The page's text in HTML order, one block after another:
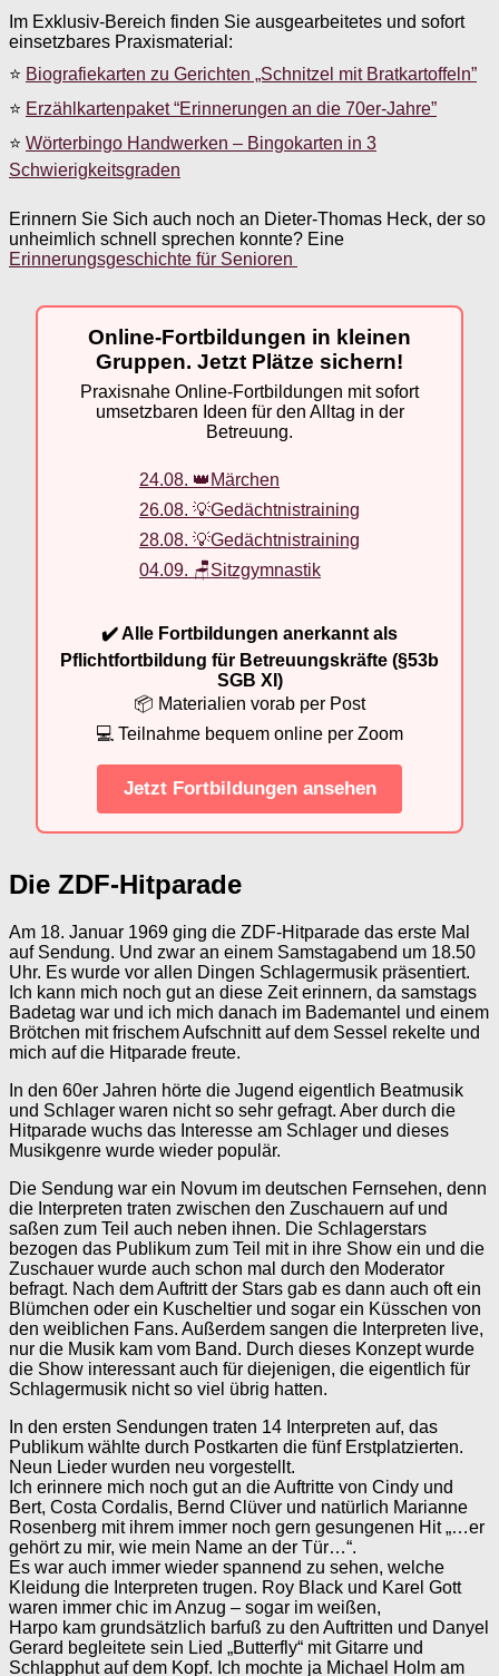
Im Exklusiv-Bereich finden Sie ausgearbeitetes und sofort
einsetzbares Praxismaterial:
⭐ Biografiekarten zu Gerichten „Schnitzel mit Bratkartoffeln”
⭐ Erzählkartenpaket “Erinnerungen an die 70er-Jahre”
⭐ Wörterbingo Handwerken – Bingokarten in 3
Schwierigkeitsgraden
Erinnern Sie Sich auch noch an Dieter-Thomas Heck, der so
unheimlich schnell sprechen konnte? Eine
Erinnerungsgeschichte für Senioren
Online-Fortbildungen in kleinen
Gruppen. Jetzt Plätze sichern!
Praxisnahe Online-Fortbildungen mit sofort
umsetzbaren Ideen für den Alltag in der
Betreuung.
24.08. 👑Märchen
26.08. 💡Gedächtnistraining
28.08. 💡Gedächtnistraining
04.09. 🪑Sitzgymnastik
✔️ Alle Fortbildungen anerkannt als
Pflichtfortbildung für Betreuungskräfte (§53b
SGB XI)
📦 Materialien vorab per Post
💻 Teilnahme bequem online per Zoom
Jetzt Fortbildungen ansehen
Die ZDF-Hitparade
Am 18. Januar 1969 ging die ZDF-Hitparade das erste Mal
auf Sendung. Und zwar an einem Samstagabend um 18.50
Uhr. Es wurde vor allen Dingen Schlagermusik präsentiert.
Ich kann mich noch gut an diese Zeit erinnern, da samstags
Badetag war und ich mich danach im Bademantel und einem
Brötchen mit frischem Aufschnitt auf dem Sessel rekelte und
mich auf die Hitparade freute.
In den 60er Jahren hörte die Jugend eigentlich Beatmusik
und Schlager waren nicht so sehr gefragt. Aber durch die
Hitparade wuchs das Interesse am Schlager und dieses
Musikgenre wurde wieder populär.
Die Sendung war ein Novum im deutschen Fernsehen, denn
die Interpreten traten zwischen den Zuschauern auf und
saßen zum Teil auch neben ihnen. Die Schlagerstars
bezogen das Publikum zum Teil mit in ihre Show ein und die
Zuschauer wurde auch schon mal durch den Moderator
befragt. Nach dem Auftritt der Stars gab es dann auch oft ein
Blümchen oder ein Kuscheltier und sogar ein Küsschen von
den weiblichen Fans. Außerdem sangen die Interpreten live,
nur die Musik kam vom Band. Durch dieses Konzept wurde
die Show interessant auch für diejenigen, die eigentlich für
Schlagermusik nicht so viel übrig hatten.
In den ersten Sendungen traten 14 Interpreten auf, das
Publikum wählte durch Postkarten die fünf Erstplatzierten.
Neun Lieder wurden neu vorgestellt.
Ich erinnere mich noch gut an die Auftritte von Cindy und
Bert, Costa Cordalis, Bernd Clüver und natürlich Marianne
Rosenberg mit ihrem immer noch gern gesungenen Hit „…er
gehört zu mir, wie mein Name an der Tür…“.
Es war auch immer wieder spannend zu sehen, welche
Kleidung die Interpreten trugen. Roy Black und Karel Gott
waren immer chic im Anzug – sogar im weißen,
Harpo kam grundsätzlich barfuß zu den Auftritten und Danyel
Gerard begleitete sein Lied „Butterfly“ mit Gitarre und
Schlapphut auf dem Kopf. Ich mochte ja Michael Holm am